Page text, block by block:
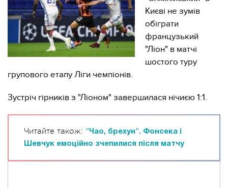
Києві не зумів
обіграти
французький
"Ліон" в матчі
шостого туру
групового етапу Ліги чемпіонів.
Зустріч гірників з "Ліоном" завершилася нічиєю 1:1.
Читайте також: "Чао, брехун". Фонсека і
Шевчук емоційно зчепилися після матчу